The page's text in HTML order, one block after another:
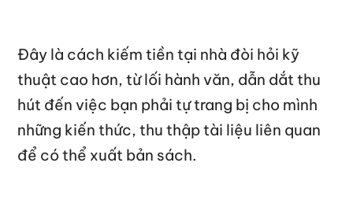
Đây là cách kiếm tiền tại nhà đòi hỏi kỹ
thuật cao hơn, từ lối hành văn, dẫn dắt thu
hút đến việc bạn phải tự trang bị cho mình
những kiến thức, thu thập tài liệu liên quan
để có thể xuất bản sách.